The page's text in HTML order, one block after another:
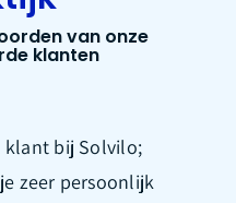
van onze
klanten
klant bij Solvilo;
zeer persoonlijk